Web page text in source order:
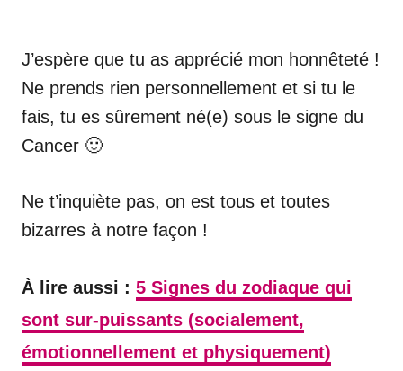
J’espère que tu as apprécié mon honnêteté !
Ne prends rien personnellement et si tu le
fais, tu es sûrement né(e) sous le signe du
Cancer 🙂
Ne t’inquiète pas, on est tous et toutes
bizarres à notre façon !
À lire aussi : 5 Signes du zodiaque qui
sont sur-puissants (socialement,
émotionnellement et physiquement)